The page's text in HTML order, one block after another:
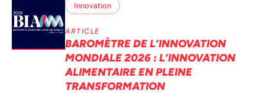
Innovation
ARTICLE
BAROMÈTRE DE L’INNOVATION
MONDIALE 2026 : L’INNOVATION
ALIMENTAIRE EN PLEINE
TRANSFORMATION